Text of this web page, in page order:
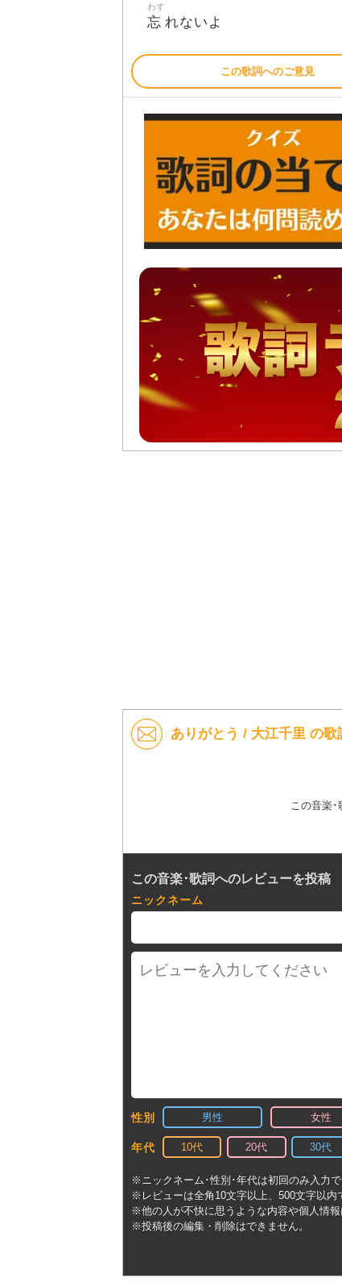
忘
わす
れないよ
この歌詞へのご意見
ありがとう / 大江千里 の歌
この音楽
この音楽･歌詞へのレビューを投稿
ニックネーム
性別 男性 女性
年代 10代 20代 30代
※ニックネーム･性別･年代は初回のみ入力で
※レビューは全角10文字以上、500文字以内
※他の人が不快に思うような内容や個人情報
※投稿後の編集・削除はできません。